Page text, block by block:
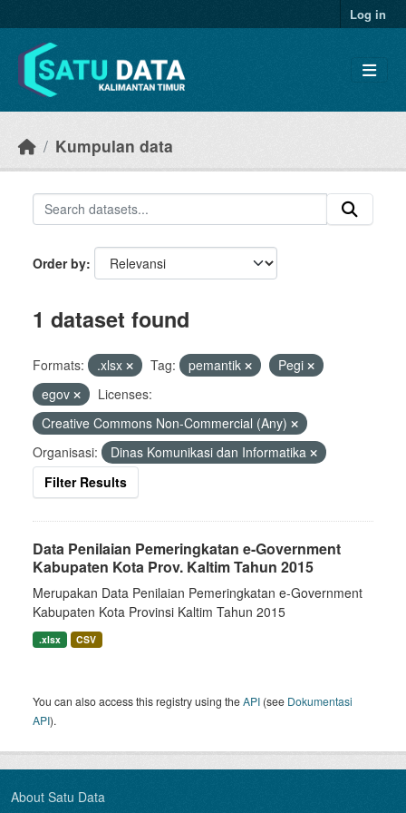
Log in
Kumpulan data
Order by
1 dataset found
Formats: .xlsx Tag: pemantik
Pegi
egov
Licenses:
Creative Commons Non-Commercial (Any)
Organisasi:
Dinas Komunikasi dan Informatika
Filter Results
Data Penilaian Pemeringkatan e-Government
Kabupaten Kota Prov. Kaltim Tahun 2015
Merupakan Data Penilaian Pemeringkatan e-Government
Kabupaten Kota Provinsi Kaltim Tahun 2015
.xlsx CSV
You can also access this registry using theAPI (see Dokumentasi
API).
About Satu Data